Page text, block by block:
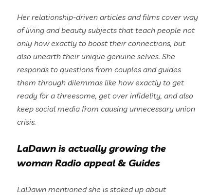
Her relationship-driven articles and films cover way
of living and beauty subjects that teach people not
only how exactly to boost their connections, but
also unearth their unique genuine selves. She
responds to questions from couples and guides
them through dilemmas like how exactly to get
ready for a threesome, get over infidelity, and also
keep social media from causing unnecessary union
crisis.
LaDawn is actually growing the
woman Radio appeal & Guides
LaDawn mentioned she is stoked up about